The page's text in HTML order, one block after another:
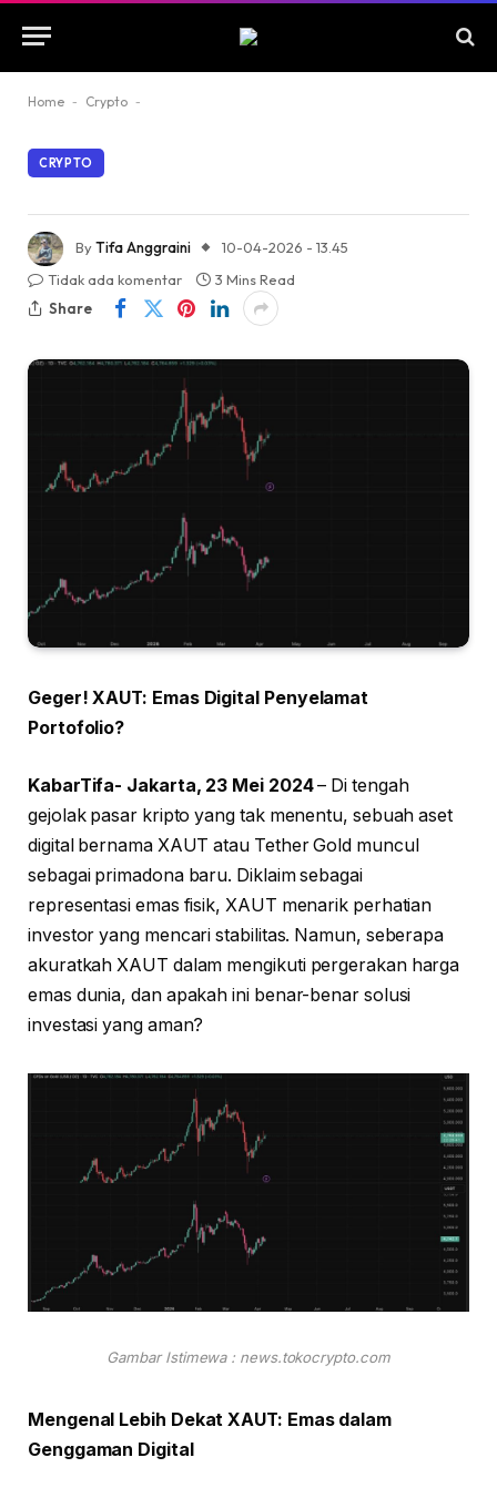
Home - Crypto -
CRYPTO
ByTifa Anggraini
10-04-2026 - 13.45
Tidak ada komentar
3 Mins Read
Share
Geger! XAUT: Emas Digital Penyelamat
Portofolio?
KabarTifa- Jakarta, 23 Mei 2024– Di tengah
gejolak pasar kripto yang tak menentu, sebuah aset
digital bernama XAUT atau Tether Gold muncul
sebagai primadona baru. Diklaim sebagai
representasi emas fisik, XAUT menarik perhatian
investor yang mencari stabilitas. Namun, seberapa
akuratkah XAUT dalam mengikuti pergerakan harga
emas dunia, dan apakah ini benar-benar solusi
investasi yang aman?
Gambar Istimewa : news.tokocrypto.com
Mengenal Lebih Dekat XAUT: Emas dalam
Genggaman Digital